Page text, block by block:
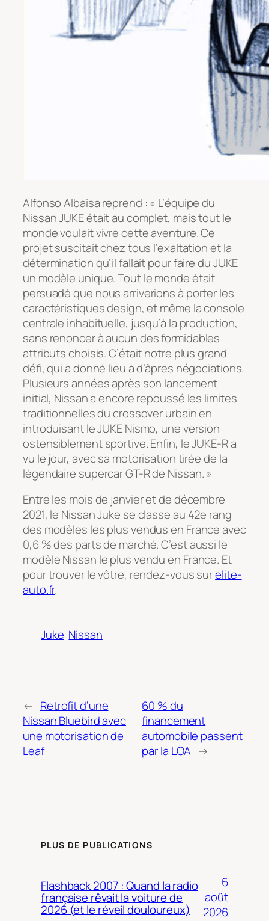
Alfonso Albaisa reprend : « L’équipe du
Nissan JUKE était au complet, mais tout le
monde voulait vivre cette aventure. Ce
projet suscitait chez tous l’exaltation et la
détermination qu’il fallait pour faire du JUKE
un modèle unique. Tout le monde était
persuadé que nous arriverions à porter les
caractéristiques design, et même la console
centrale inhabituelle, jusqu’à la production,
sans renoncer à aucun des formidables
attributs choisis. C’était notre plus grand
défi, qui a donné lieu à d’âpres négociations.
Plusieurs années après son lancement
initial, Nissan a encore repoussé les limites
traditionnelles du crossover urbain en
introduisant le JUKE Nismo, une version
ostensiblement sportive. Enfin, le JUKE-R a
vu le jour, avec sa motorisation tirée de la
légendaire supercar GT-R de Nissan. »
Entre les mois de janvier et de décembre
2021, le Nissan Juke se classe au 42e rang
des modèles les plus vendus en France avec
0,6 % des parts de marché. C’est aussi le
modèle Nissan le plus vendu en France. Et
pour trouver le vôtre, rendez-vous surelite-
auto.fr.
Juke Nissan
← Retrofit d’une
Nissan Bluebird avec
une motorisation de
Leaf
60 % du
financement
automobile passent
par la LOA →
PLUS DE PUBLICATIONS
Flashback 2007 : Quand la radio
française rêvait la voiture de
2026 (et le réveil douloureux)
6
août
2026